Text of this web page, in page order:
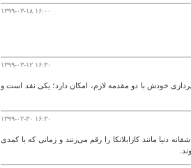
۱۳۹۹-۰۳-۱۸ ۱۶:۰۰
۱۳۹۹-۰۳-۱۲ ۱۶:۳۰
خودش با دو مقدمه لازم، امکان دارد؛ یکی نقد است و
۱۳۹۹-۰۲-۳۰ ۱۶:۳۰
دنیا مانند کازابلانکا را رقم می‌زنند و زمانی که با کمدی